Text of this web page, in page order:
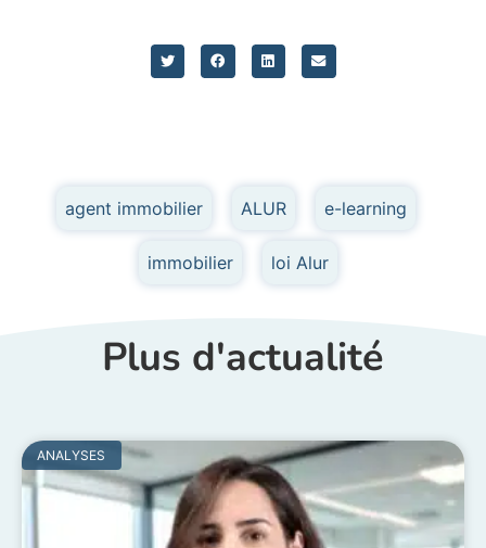
agent immobilier ALUR e-learning
immobilier loi Alur
Plus d'actualité
ANALYSES